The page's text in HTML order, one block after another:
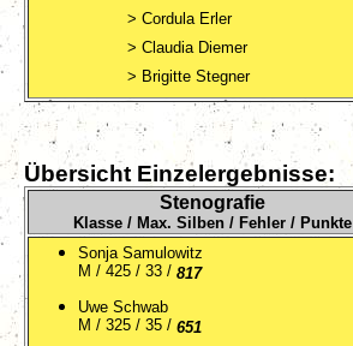
> Cordula Erler
> Claudia Diemer
> Brigitte Stegner
Übersicht Einzelergebnisse:
Stenografie
Klasse / Max. Silben / Fehler / Punkte
Sonja Samulowitz
M / 425 / 33 / 817
Uwe Schwab
M / 325 / 35 / 651